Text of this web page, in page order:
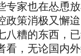
专家也在怂恿
政策消极又懈
八糟的东西，
看，无论国内